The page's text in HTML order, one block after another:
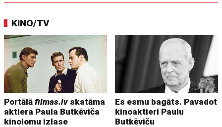
KINO/TV
Portālāfilmas.lv skatāma
aktiera Paula Butkēviča
kinolomu izlase
Es esmu bagāts. Pavadot
kinoaktieri Paulu
Butkēviču